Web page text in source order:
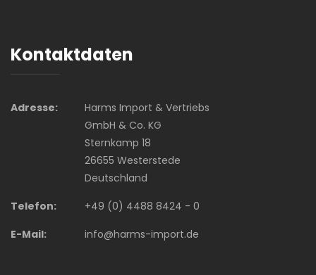
Kontaktdaten
Adresse:
Harms Import & Vertriebs
GmbH & Co. KG
Sternkamp 18
26655 Westerstede
Deutschland
Telefon:
+49 (0) 4488 8424 - 0
E-Mail:
info@harms-import.de